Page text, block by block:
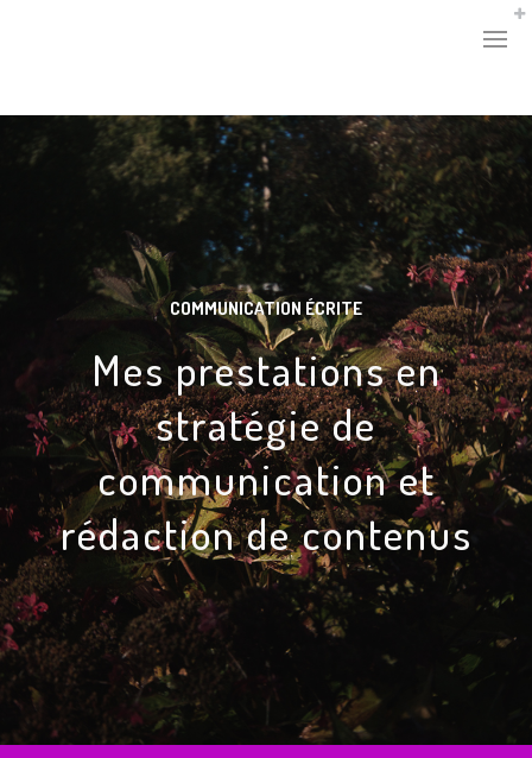
COMMUNICATION ÉCRITE
Mes prestations en
stratégie de
communication et
rédaction de contenus